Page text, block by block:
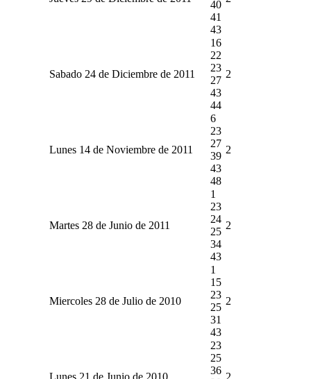
40
41
43
Sabado 24 de Diciembre de 2011
16
22
23
27
43
44
2
Lunes 14 de Noviembre de 2011
6
23
27
39
43
48
2
Martes 28 de Junio de 2011
1
23
24
25
34
43
2
Miercoles 28 de Julio de 2010
1
15
23
25
31
43
2
Lunes 21 de Junio de 2010
23
25
36
2